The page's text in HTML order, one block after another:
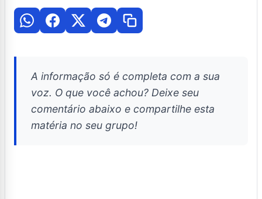
A informação só é completa com a sua
voz. O que você achou? Deixe seu
comentário abaixo e compartilhe esta
matéria no seu grupo!